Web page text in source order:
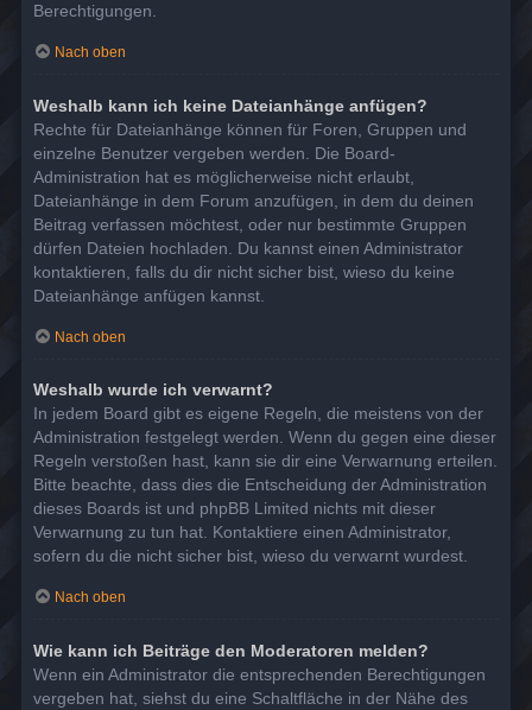
Berechtigungen.
Nach oben
Weshalb kann ich keine Dateianhänge anfügen?
Rechte für Dateianhänge können für Foren, Gruppen und
einzelne Benutzer vergeben werden. Die Board-
Administration hat es möglicherweise nicht erlaubt,
Dateianhänge in dem Forum anzufügen, in dem du deinen
Beitrag verfassen möchtest, oder nur bestimmte Gruppen
dürfen Dateien hochladen. Du kannst einen Administrator
kontaktieren, falls du dir nicht sicher bist, wieso du keine
Dateianhänge anfügen kannst.
Nach oben
Weshalb wurde ich verwarnt?
In jedem Board gibt es eigene Regeln, die meistens von der
Administration festgelegt werden. Wenn du gegen eine dieser
Regeln verstoßen hast, kann sie dir eine Verwarnung erteilen.
Bitte beachte, dass dies die Entscheidung der Administration
dieses Boards ist und phpBB Limited nichts mit dieser
Verwarnung zu tun hat. Kontaktiere einen Administrator,
sofern du die nicht sicher bist, wieso du verwarnt wurdest.
Nach oben
Wie kann ich Beiträge den Moderatoren melden?
Wenn ein Administrator die entsprechenden Berechtigungen
vergeben hat, siehst du eine Schaltfläche in der Nähe des